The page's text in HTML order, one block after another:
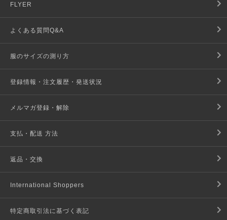
FLYER
よくある質問Q&A
服のサイズの測り方
登録情報・注文履歴・発送状況
メルマガ登録・解除
支払・配送 方法
返品・交換
International Shoppers
特定商取引法に基づく表記